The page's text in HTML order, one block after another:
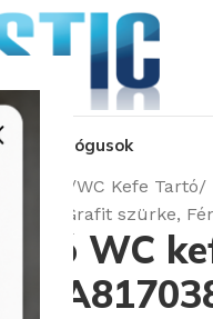
katalógusok
WC Kefe Tartó
– Grafit szürke,
Álló WC